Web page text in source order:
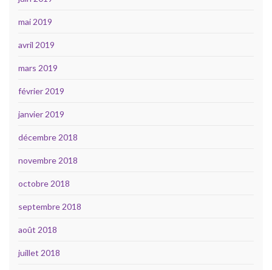
mai 2019
avril 2019
mars 2019
février 2019
janvier 2019
décembre 2018
novembre 2018
octobre 2018
septembre 2018
août 2018
juillet 2018